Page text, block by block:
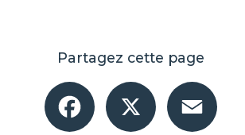
Partagez cette page
Facebook